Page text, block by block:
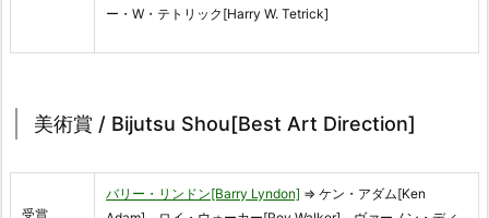
ー・W・テトリック[Harry W. Tetrick]
美術賞 / Bijutsu Shou[Best Art Direction]
受賞
バリー・リンドン[Barry Lyndon] ⇒ ケン・アダム[Ken